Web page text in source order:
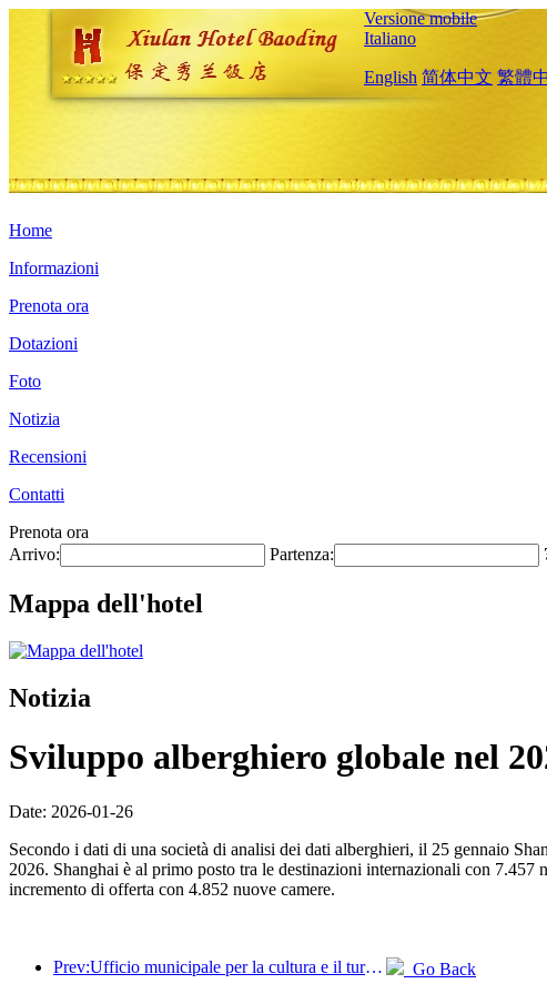
Versione mobile
Italiano
English 简体中文 繁體
Home
Informazioni
Prenota ora
Dotazioni
Foto
Notizia
Recensioni
Contatti
Prenota ora
Arrivo:
Partenza:
Mappa dell'hotel
Notizia
Sviluppo alberghiero globale nel
Date: 2026-01-26
Secondo i dati di una società di analisi dei dati alberghieri, il 25 gennaio
2026. Shanghai è al primo posto tra le destinazioni internazionali con
incremento di offerta con 4.852 nuove camere.
Prev:Ufficio municipale per la cultura e il turismo di Pechino: nel 2025, Pechino ha accolto 5,48 milioni di turisti in arrivo, con un aumento annuo del 39%. Go Back